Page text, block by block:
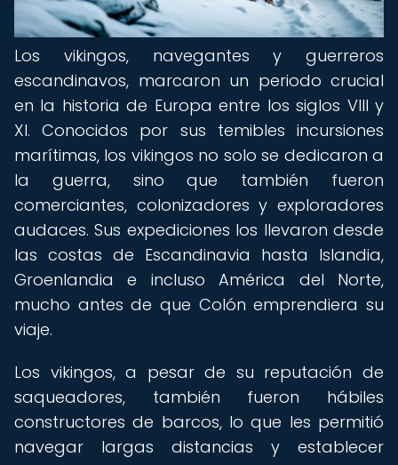
Los vikingos, navegantes y guerreros
escandinavos, marcaron un periodo crucial
en la historia de Europa entre los siglos VIII y
XI. Conocidos por sus temibles incursiones
marítimas, los vikingos no solo se dedicaron a
la guerra, sino que también fueron
comerciantes, colonizadores y exploradores
audaces. Sus expediciones los llevaron desde
las costas de Escandinavia hasta Islandia,
Groenlandia e incluso América del Norte,
mucho antes de que Colón emprendiera su
viaje.
Los vikingos, a pesar de su reputación de
saqueadores, también fueron hábiles
constructores de barcos, lo que les permitió
navegar largas distancias y establecer